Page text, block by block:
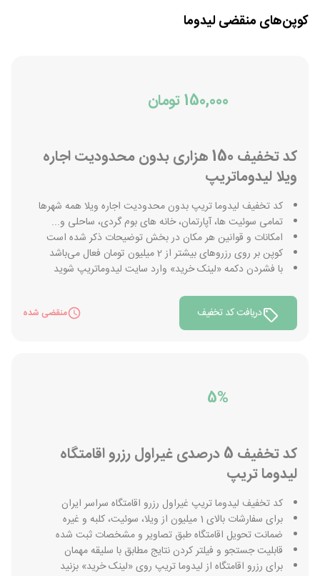
کوپن‌های منقضیلیدوما
150,000 تومان
کد تخفیف 150 هزاری بدون محدودیت اجاره
ویلا لیدوماتریپ
کد تخفیف لیدوما تریپ بدون محدودیت اجاره ویلا همه شهرها
تمامی سوئیت ها، آپارتمان، خانه های بوم گردی، ساحلی و...
امکانات و قوانین هر مکان در بخش توضیحات ذکر شده است
کوپن بر روی رزروهای بیشتر از 2 میلیون تومان فعال می‌باشد
با فشردن دکمه «لینک خرید» وارد سایت لیدوماتریپ شوید
دریافت کد تخفیف منقضی شده
5%
کد تخفیف 5 درصدی غیراول رزرو اقامتگاه
لیدوما تریپ
کد تخفیف لیدوما تریپ غیراول رزرو اقامتگاه سراسر ایران
برای سفارشات بالای 1 میلیون از ویلا، سوئیت، کلبه و غیره
ضمانت تحویل اقامتگاه طبق تصاویر و مشخصات ثبت شده
قابلیت جستجو و فیلتر کردن نتایج مطابق با سلیقه مهمان
برای رزرو اقامتگاه از لیدوما تریپ روی «لینک خرید» بزنید